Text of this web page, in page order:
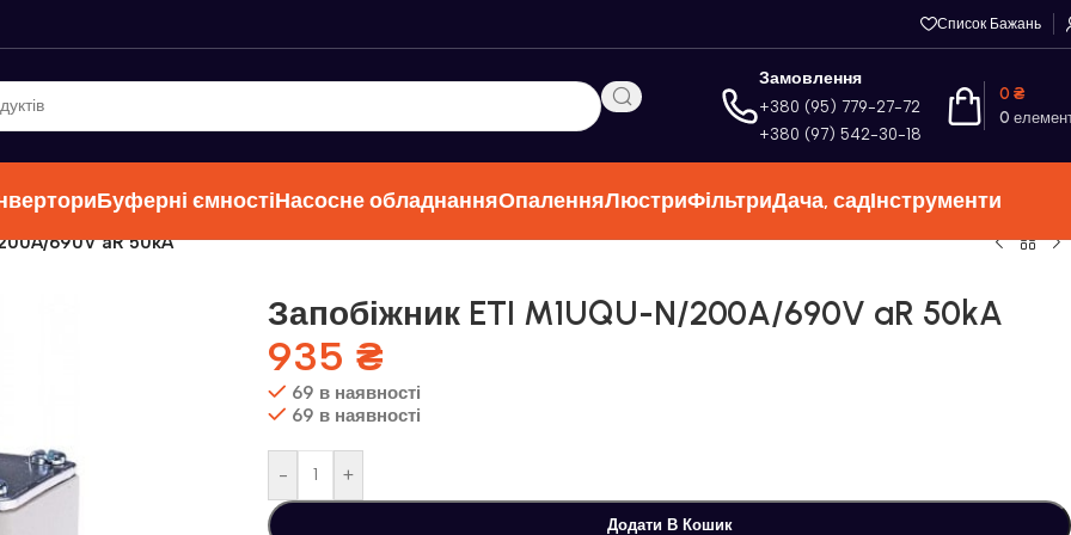
Список Бажань
Замовлення
+380 (95) 779-27-72
+380 (97) 542-30-18
0
0 ₴
Буферні ємностіНасосне обладнанняОпаленняЛюстриФільтриДача, садІнструменти
690V aR 50kA
Запобіжник ETI M1UQU-N/200A/690V aR 50kA
935 ₴
69 в наявності
69 в наявності
- +
Додати В Кошик